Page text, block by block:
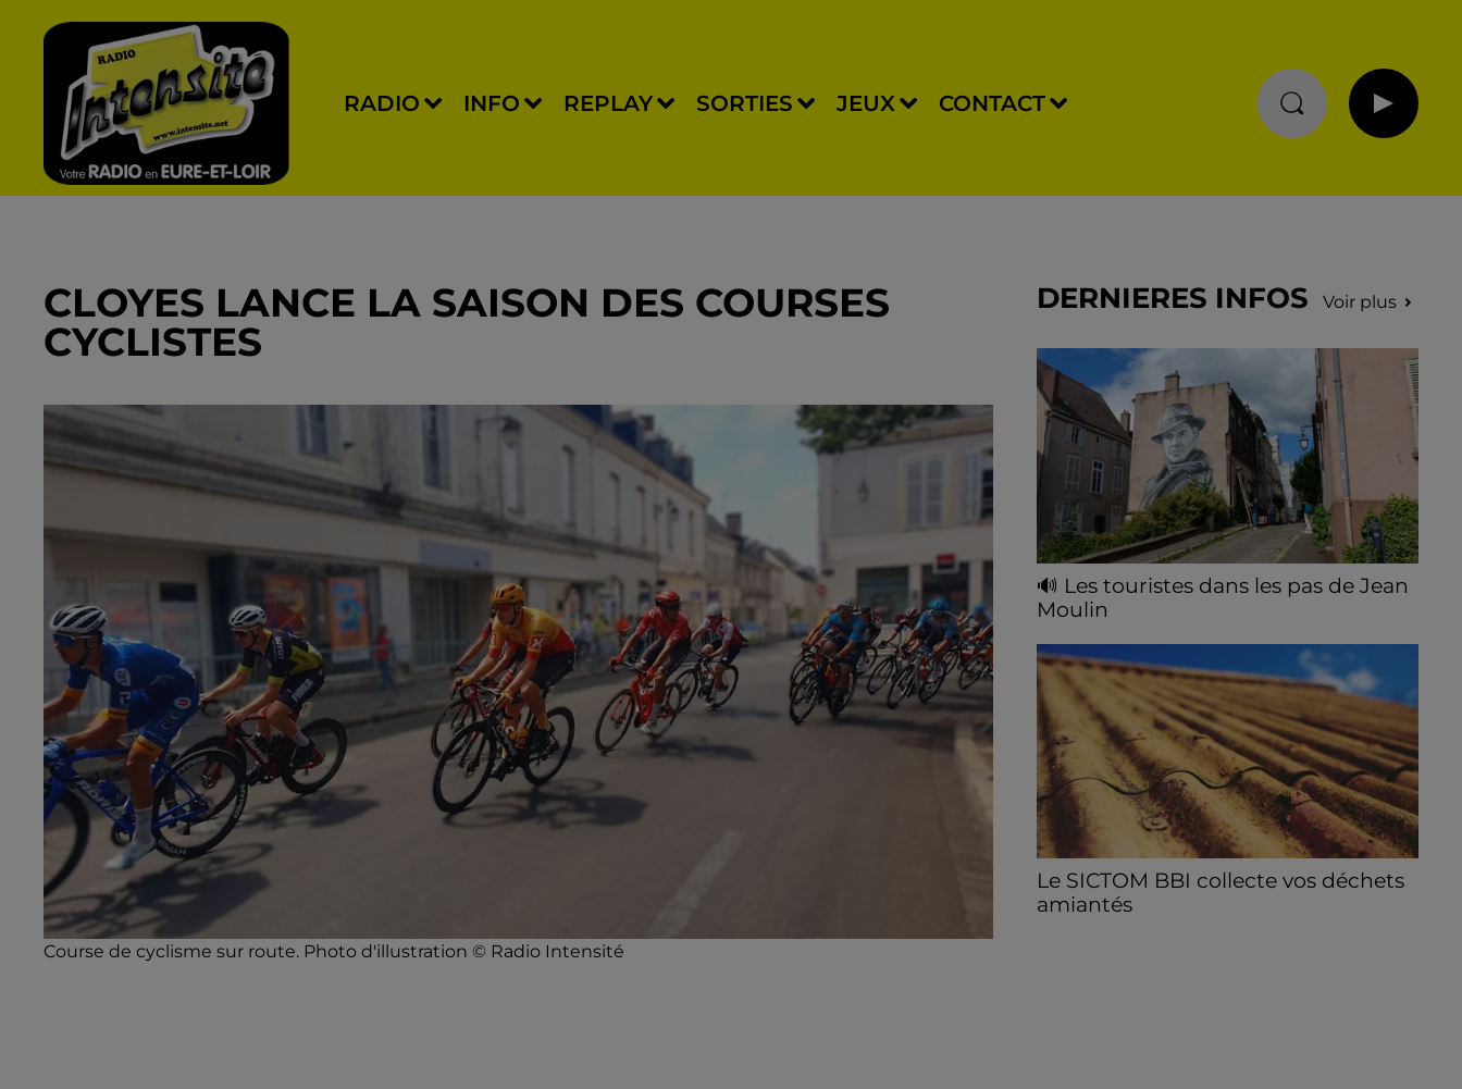
RADIO INFO REPLAY SORTIES JEUX CONTACT
CLOYES LANCE LA SAISON DES COURSES
CYCLISTES
Course de cyclisme sur route. Photo d'illustration © Radio Intensité
DERNIERES INFOS Voir plus
🔊 Les touristes dans les pas de Jean
Moulin
les sorties estivales de Chartres Tourisme.
Le SICTOM BBI collecte vos déchets
amiantés